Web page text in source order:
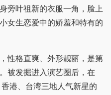
旁叶祖新的衣服一角，脸上
女生恋爱中的娇羞和特有的
格直爽、外形靓丽，是第
被发掘进入演艺圈后，在
港、台湾三地人气新星的